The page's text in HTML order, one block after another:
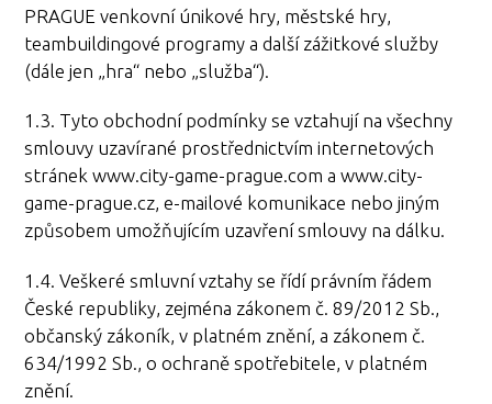
PRAGUE venkovní únikové hry, městské hry,
teambuildingové programy a další zážitkové služby
(dále jen „hra“ nebo „služba“).
1.3. Tyto obchodní podmínky se vztahují na všechny
smlouvy uzavírané prostřednictvím internetových
stránek www.city-game-prague.com a www.city-
game-prague.cz, e-mailové komunikace nebo jiným
způsobem umožňujícím uzavření smlouvy na dálku.
1.4. Veškeré smluvní vztahy se řídí právním řádem
České republiky, zejména zákonem č. 89/2012 Sb.,
občanský zákoník, v platném znění, a zákonem č.
634/1992 Sb., o ochraně spotřebitele, v platném
znění.